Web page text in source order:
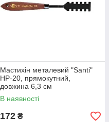
Мастихін металевий "Santi"
HP-20, прямокутний,
довжина 6,3 см
В наявності
172 ₴